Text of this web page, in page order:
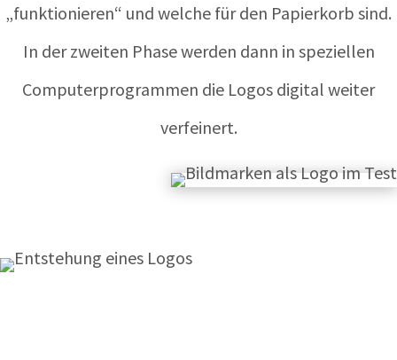
„funktionieren“ und welche für den Papierkorb sind.
In der zweiten Phase werden dann in speziellen
Computerprogrammen die Logos digital weiter
verfeinert.